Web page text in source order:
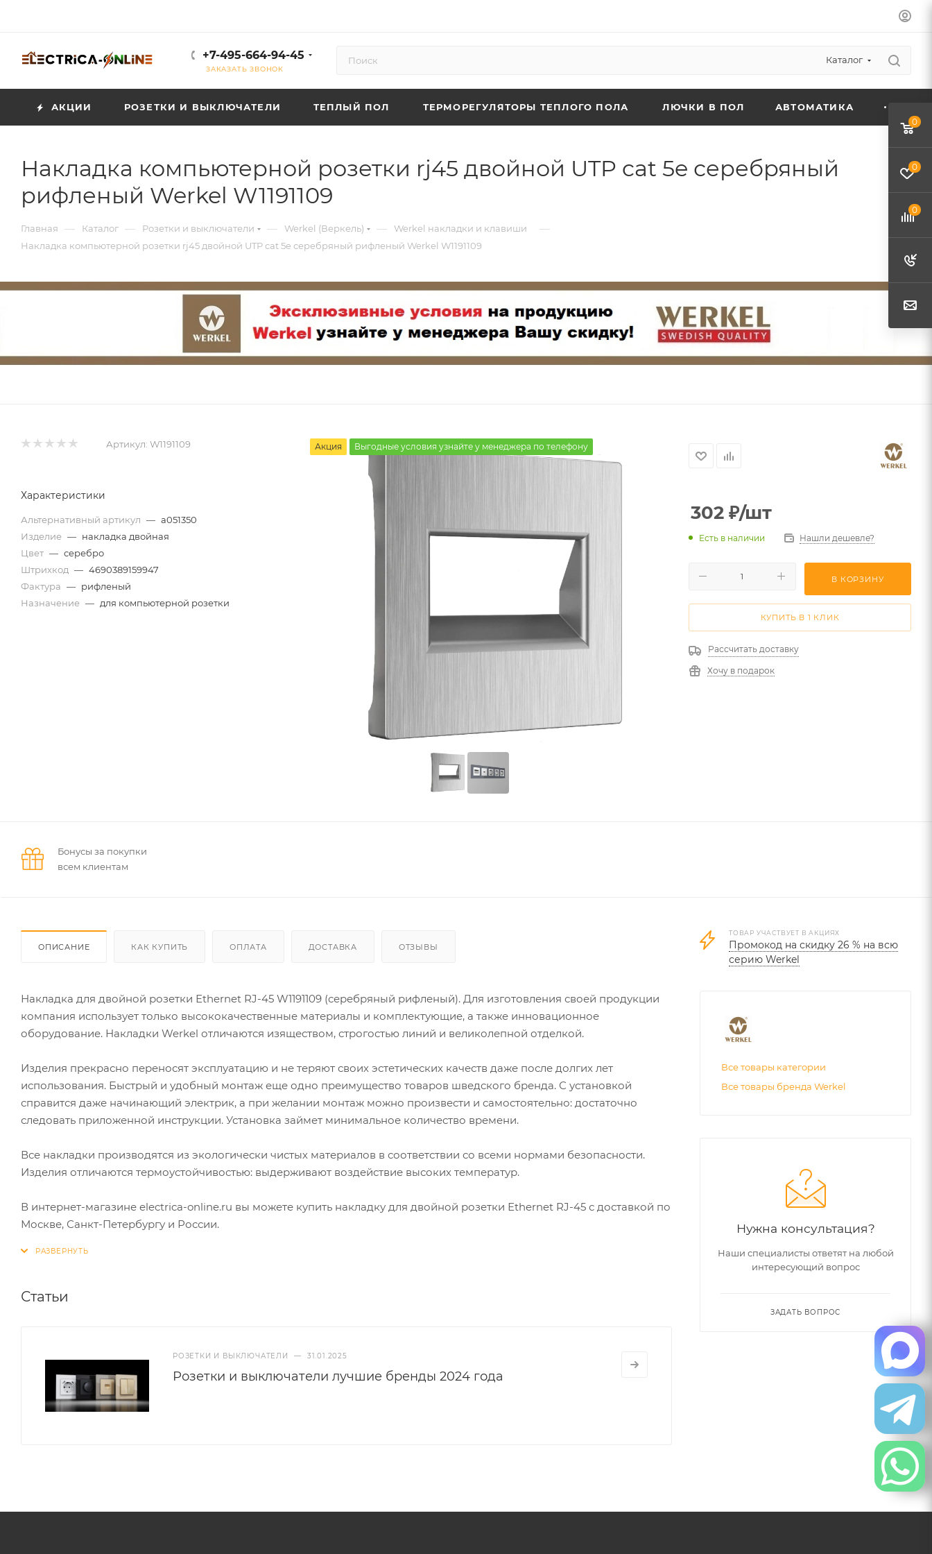
+7-495-664-94-45
ЗАКАЗАТЬ ЗВОНОК
Каталог
АКЦИИ РОЗЕТКИ И ВЫКЛЮЧАТЕЛИ ТЕПЛЫЙ ПОЛ ТЕРМОРЕГУЛЯТОРЫ ТЕПЛОГО ПОЛА ЛЮЧКИ В ПОЛ АВТОМАТИКА
Накладка компьютерной розетки rj45 двойной UTP cat 5e серебряный
рифленый Werkel W1191109
Главная — Каталог — Розетки и выключатели — Werkel (Веркель) — Werkel накладки и клавиши —
Накладка компьютерной розетки rj45 двойной UTP cat 5e серебряный рифленый Werkel W1191109
Акция Выгодные условия узнайте у менеджера по телефону
Артикул: W1191109
Характеристики
Альтернативный артикул — a051350
Изделие — накладка двойная
Цвет — серебро
Штрихкод — 4690389159947
Фактура — рифленый
Назначение — для компьютерной розетки
302 ₽/шт
Есть в наличии Нашли дешевле?
В КОРЗИНУ
КУПИТЬ В 1 КЛИК
Рассчитать доставку
Хочу в подарок
Бонусы за покупки
всем клиентам
ОПИСАНИЕ КАК КУПИТЬ ОПЛАТА ДОСТАВКА ОТЗЫВЫ
Накладка для двойной розетки Еthernet RJ-45 W1191109 (серебряный рифленый). Для изготовления своей продукции
компания использует только высококачественные материалы и комплектующие, а также инновационное
оборудование. Накладки Werkel отличаются изяществом, строгостью линий и великолепной отделкой.
Изделия прекрасно переносят эксплуатацию и не теряют своих эстетических качеств даже после долгих лет
использования. Быстрый и удобный монтаж еще одно преимущество товаров шведского бренда. С установкой
справится даже начинающий электрик, а при желании монтаж можно произвести и самостоятельно: достаточно
следовать приложенной инструкции. Установка займет минимальное количество времени.
Все накладки производятся из экологически чистых материалов в соответствии со всеми нормами безопасности.
Изделия отличаются термоустойчивостью: выдерживают воздействие высоких температур.
В интернет-магазине electrica-online.ru вы можете купить накладку для двойной розетки Еthernet RJ-45 с доставкой по
Москве, Санкт-Петербургу и России.
Статьи
РОЗЕТКИ И ВЫКЛЮЧАТЕЛИ — 31.01.2025
Розетки и выключатели лучшие бренды 2024 года
ТОВАР УЧАСТВУЕТ В АКЦИЯХ
Промокод на скидку 26 % на всю
серию Werkel
Все товары категории
Все товары бренда Werkel
Нужна консультация?
Наши специалисты ответят на любой
интересующий вопрос
ЗАДАТЬ ВОПРОС
0
0
0